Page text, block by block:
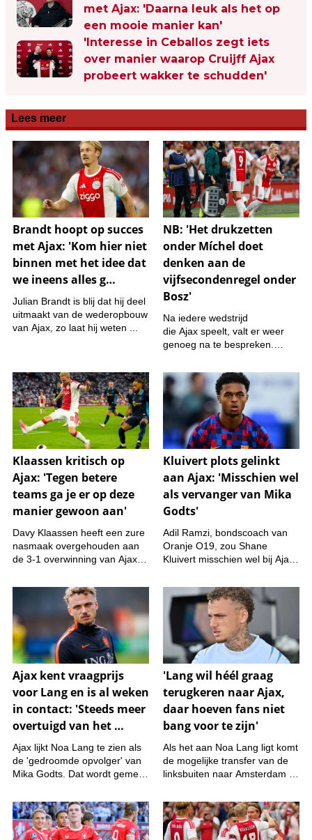
met Ajax: 'Daarna leuk als het op
een mooie manier kan'
'Interesse in Ceballos zegt iets
over manier waarop Cruijff Ajax
probeert wakker te schudden'